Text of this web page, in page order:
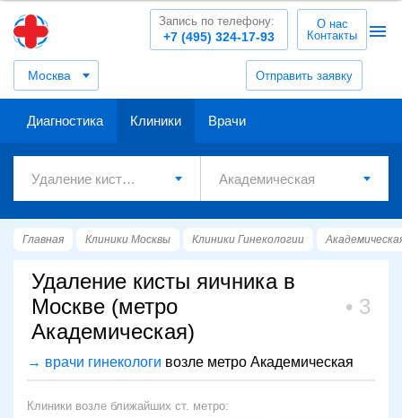
Москва Отправить заявку
+7 (495) 324-17-93
Запись по телефону:
О нас
Контакты
Диагностика Клиники Врачи
Главная Клиники Москвы Клиники Гинекологии
Удаление кисты яичника в
Москве (метро
Академическая)
3
→ врачи гинекологи возле метро Академическая
Клиники возле ближайших ст. метро: